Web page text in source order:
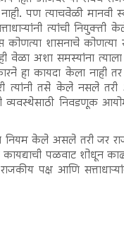
पण त्याचवेळी मानवी
त्यांची
शासनाचे कोणत्या
अशा समस्यांना त्याला
हा कायदा केला नाही
तसे केले नसले तरी
व्यवस्थेसाठी निवडणूक
केले असले तरी जर
पळवाट शोधून
पक्ष आणि